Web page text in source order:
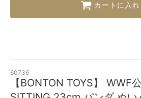
カートに入れ
60736
【BONTON TOYS】 WWF